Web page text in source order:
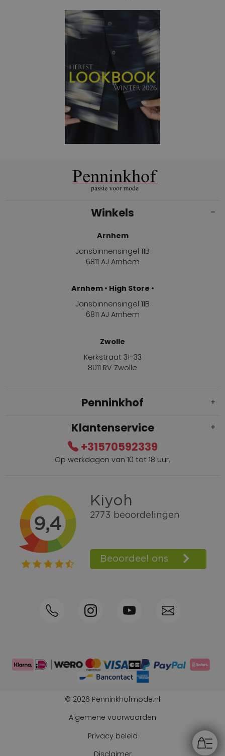
Winkels
Arnhem
Jansbinnensingel 11B
6811 AJ Arnhem
Arnhem • High Store •
Jansbinnensingel 11B
6811 AJ Arnhem
Zwolle
Kerkstraat 31-33
8011 RV Zwolle
Penninkhof
Gratis verzending vanaf € 100,=
Bel +31570592339
Spaarpunten
Shop the Look
Telefonisch bestellen ook mogelijk
Klantenservice
+31570592339
Op werkdagen van 10 tot 18 uur.
© 2026 Penninkhofmode.nl
Algemene voorwaarden
Privacy beleid
Disclaimer